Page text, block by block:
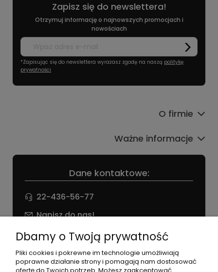
Zapisz się do newslettera!
Otrzymuj informację o najnowszych promocjach i
nowościach
*Zapisując się do newslettera wyrażasz zgodę na naszą politykę
prywatności
Dane kontaktowe:
22-436-56-77
Napisz do nas!
NIP: 826 186 42 29
O firmie
Ważne informacje
Dbamy o Twoją prywatność
Pliki cookies i pokrewne im technologie umożliwiają
poprawne działanie strony i pomagają nam dostosować